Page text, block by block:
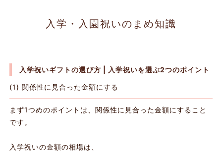
入学・入園祝いのまめ知識
入学祝いギフトの選び方 | 入学祝いを選ぶ2つのポイント
(1) 関係性に見合った金額にする
まず1つめのポイントは、関係性に見合った金額にすること
です。
入学祝いの金額の相場は、